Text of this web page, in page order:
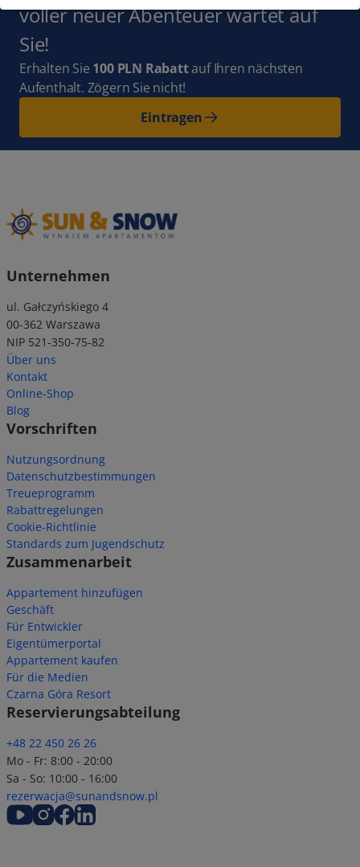
voller neuer Abenteuer wartet auf
Sie!
Erhalten Sie 100 PLN Rabattauf Ihren nächsten
Aufenthalt. Zögern Sie nicht!
Eintragen
Unternehmen
ul. Gałczyńskiego 4
00-362 Warszawa
NIP 521-350-75-82
Über uns
Kontakt
Online-Shop
Blog
Vorschriften
Nutzungsordnung
Datenschutzbestimmungen
Treueprogramm
Rabattregelungen
Cookie-Richtlinie
Standards zum Jugendschutz
Zusammenarbeit
Appartement hinzufügen
Geschäft
Für Entwickler
Eigentümerportal
Appartement kaufen
Für die Medien
Czarna Góra Resort
Reservierungsabteilung
+48 22 450 26 26
Mo - Fr: 8:00 - 20:00
Sa - So: 10:00 - 16:00
rezerwacja@sunandsnow.pl